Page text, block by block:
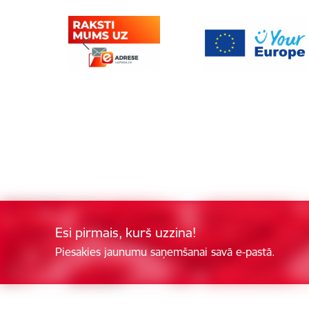
Esi pirmais, kurš uzzina!
Piesakies jaunumu saņemšanai savā e-pastā.